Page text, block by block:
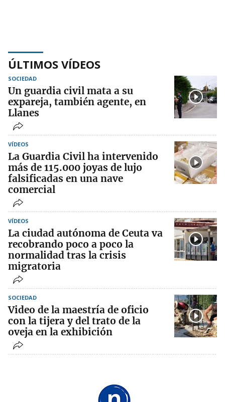
ÚLTIMOS VÍDEOS
SOCIEDAD
Un guardia civil mata a su
expareja, también agente, en
Llanes
VÍDEOS
La Guardia Civil ha intervenido
más de 115.000 joyas de lujo
falsificadas en una nave
comercial
VÍDEOS
La ciudad autónoma de Ceuta va
recobrando poco a poco la
normalidad tras la crisis
migratoria
SOCIEDAD
Video de la maestría de oficio
con la tijera y del trato de la
oveja en la exhibición